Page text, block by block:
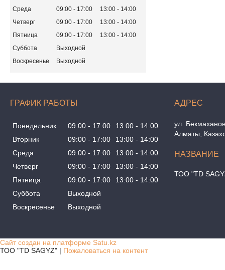
Среда
09:00 17:00 13:00
14:00
Четверг
09:00 17:00 13:00
14:00
Пятница
09:00 17:00 13:00
14:00
Суббота
Выходной
Воскресенье
Выходной
ГРАФИК РАБОТЫ
Понедельник 09:00 17:00 13:00
14:00
Вторник
09:00 17:00 13:00
14:00
Среда
09:00 17:00 13:00
14:00
Четверг
09:00 17:00 13:00
14:00
Пятница
09:00 17:00 13:00
14:00
Суббота
Выходной
Воскресенье
Выходной
ул.
Алматы,
ТОО "TD
Сайт создан на платформе Satu.kz
ТОО "TD SAGYZ" | Пожаловаться на контент